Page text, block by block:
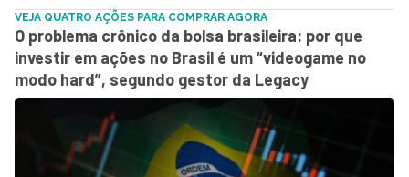
VEJA QUATRO AÇÕES PARA COMPRAR AGORA
O problema crônico da bolsa brasileira: por que
investir em ações no Brasil é um “videogame no
modo hard”, segundo gestor da Legacy